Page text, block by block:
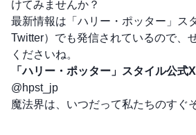
けてみませんか？
最新情報は「ハリー・ポッター」ス
Twitter）でも発信されているので、
くださいね。
「ハリー・ポッター」スタイル公式
@hpst_jp
魔法界は、いつだって私たちのすぐ